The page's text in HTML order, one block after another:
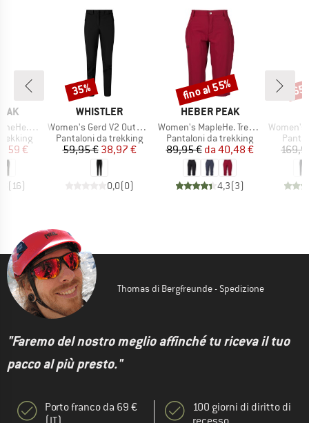
Pants
ridotto
€
(16)
MARCHIO
WHISTLER
Articolo
Women's Gerd V2 Outdoor Pants
Gruppo di prodotti
Pantaloni da trekking
Prezzo
59,95 €Prezzo ridotto
38,97 €
0,0(0)
Sconto
35%
MARCHIO
HEBER PEAK
Articolo
Women's MapleHe. Trekking Capri Pants
Gruppo di prodotti
Pantaloni da trekking
Prezzo
89,95 € Prezzo ridotto
da 40,48 €
4,3(3)
Sconto
fino al 55%
Articolo
Women's
Thomas di Bergfreunde - Spedizione
"Faremo del nostro meglio affinché tu riceva il tuo
pacco al più presto."
Porto franco da 69 €
100 giorni di diritto di